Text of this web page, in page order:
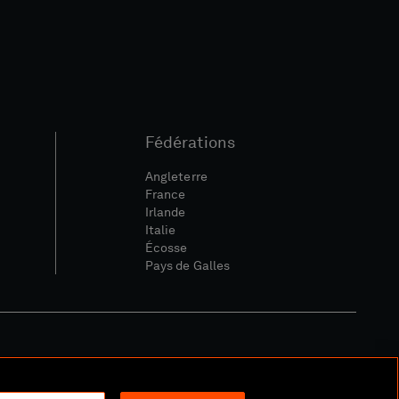
Fédérations
Angleterre
France
Irlande
Italie
Écosse
Pays de Galles